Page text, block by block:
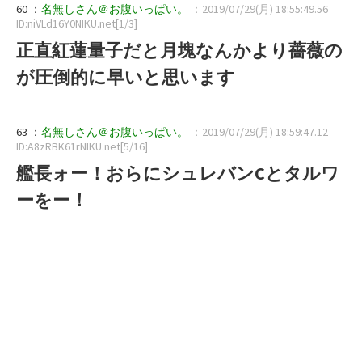
60 ： 名無しさん＠お腹いっぱい。
：2019/07/29(月) 18:55:49.56
ID:niVLd16Y0NIKU.net[1/3]
正直紅蓮量子だと月塊なんかより薔薇の
が圧倒的に早いと思います
63 ： 名無しさん＠お腹いっぱい。
：2019/07/29(月) 18:59:47.12
ID:A8zRBK61rNIKU.net[5/16]
艦長ォー！おらにシュレバンCとタルワ
ーをー！